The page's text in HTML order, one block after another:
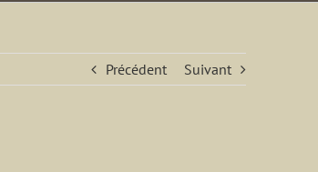
Précédent Suivant